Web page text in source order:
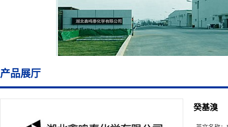
产品展厅
癸基溴